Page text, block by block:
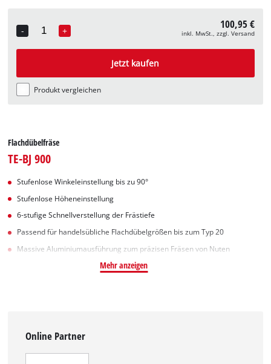
-
Quantity
+ 100,95 €
inkl. MwSt., zzgl. Versand
Jetzt kaufen
Produkt vergleichen
Flachdübelfräse
TE-BJ 900
Stufenlose Winkeleinstellung bis zu 90°
Stufenlose Höheneinstellung
6-stufige Schnellverstellung der Frästiefe
Passend für handelsübliche Flachdübelgrößen bis zum Typ 20
Massive Aluminiumausführung zum präzisen Fräsen von Nuten
Mehr anzeigen
Online Partner